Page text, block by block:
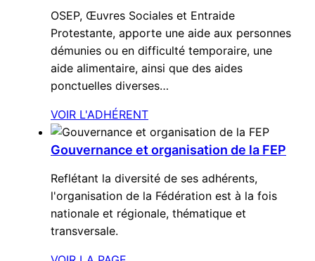
OSEP, Œuvres Sociales et Entraide
Protestante, apporte une aide aux personnes
démunies ou en difficulté temporaire, une
aide alimentaire, ainsi que des aides
ponctuelles diverses…
VOIR L'ADHÉRENT
Gouvernance et organisation de la FEP
Reflétant la diversité de ses adhérents,
l'organisation de la Fédération est à la fois
nationale et régionale, thématique et
transversale.